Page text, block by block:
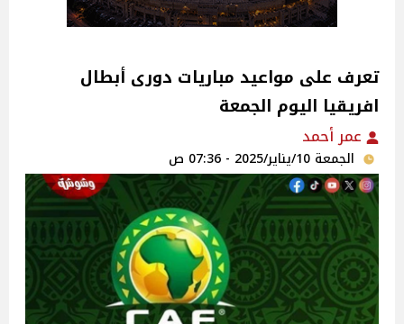
تعرف على مواعيد مباريات دورى أبطال
افريقيا اليوم الجمعة
عمر أحمد
الجمعة 10/يناير/2025 - 07:36 ص